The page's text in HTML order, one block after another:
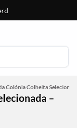
Colónia Colheita
–